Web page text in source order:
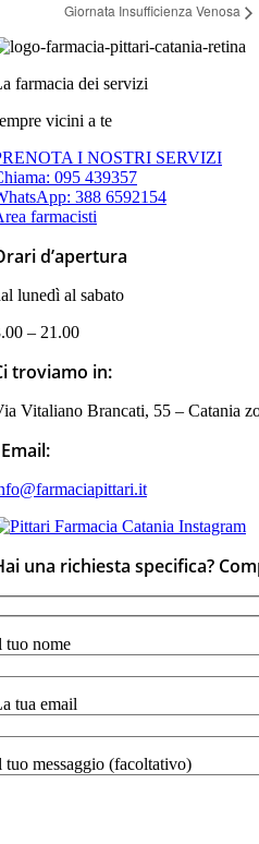
Giornata Insufficienza Venosa
farmacia dei servizi
vicini a te
I NOSTRI SERVIZI
095 439357
388 6592154
farmacisti
d’apertura
lunedì al sabato
– 21.00
troviamo in:
Vitaliano Brancati, 55 – Catania
una richiesta specifica?
tuo nome
tua email
tuo messaggio (facoltativo)